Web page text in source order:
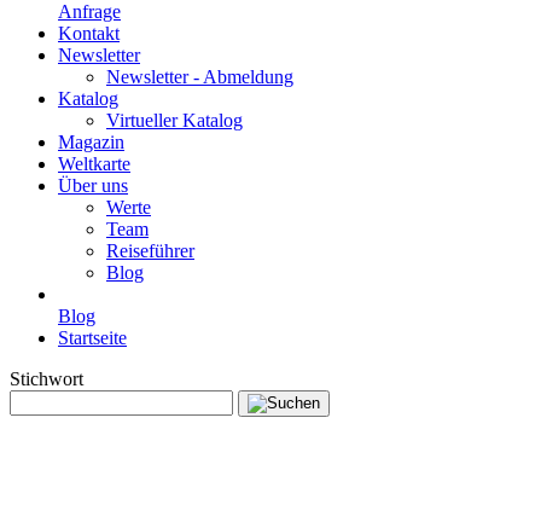
Anfrage
Kontakt
Newsletter
Newsletter - Abmeldung
Katalog
Virtueller Katalog
Magazin
Weltkarte
Über uns
Werte
Team
Reiseführer
Blog
Blog
Startseite
Stichwort